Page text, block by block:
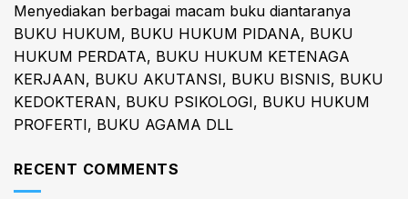
Menyediakan berbagai macam buku diantaranya
BUKU HUKUM, BUKU HUKUM PIDANA, BUKU
HUKUM PERDATA, BUKU HUKUM KETENAGA
KERJAAN, BUKU AKUTANSI, BUKU BISNIS, BUKU
KEDOKTERAN, BUKU PSIKOLOGI, BUKU HUKUM
PROFERTI, BUKU AGAMA DLL
RECENT COMMENTS